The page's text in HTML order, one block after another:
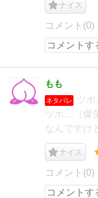
ナイス
コメント(0)
もも
ネタバレ
ツ
ツボ…（爆
なんですけ
ナイス
コメント(0)